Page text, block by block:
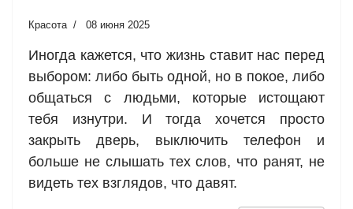
Красота 08 июня 2025
Иногда кажется, что жизнь ставит нас перед
выбором: либо быть одной, но в покое, либо
общаться с людьми, которые истощают
тебя изнутри. И тогда хочется просто
закрыть дверь, выключить телефон и
больше не слышать тех слов, что ранят, не
видеть тех взглядов, что давят.